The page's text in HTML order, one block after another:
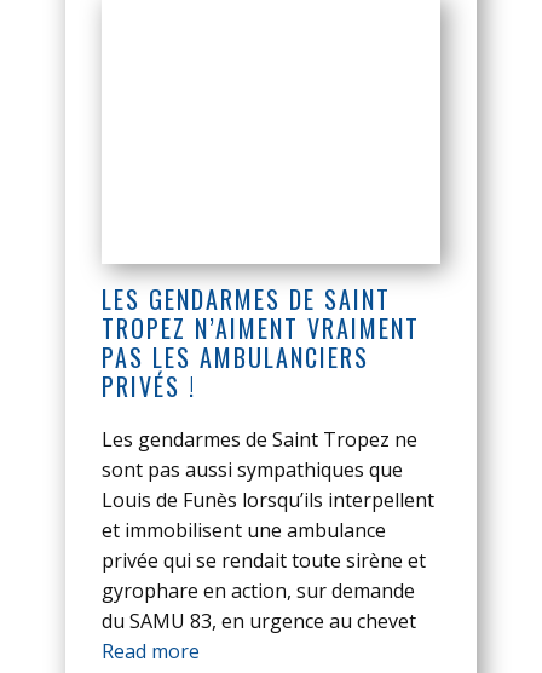
LES GENDARMES DE SAINT
TROPEZ N’AIMENT VRAIMENT
PAS LES AMBULANCIERS
PRIVÉS !
Les gendarmes de Saint Tropez ne
sont pas aussi sympathiques que
Louis de Funès lorsqu’ils interpellent
et immobilisent une ambulance
privée qui se rendait toute sirène et
gyrophare en action, sur demande
du SAMU 83, en urgence au chevet
Read more